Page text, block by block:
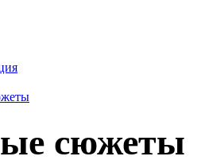
сюжеты